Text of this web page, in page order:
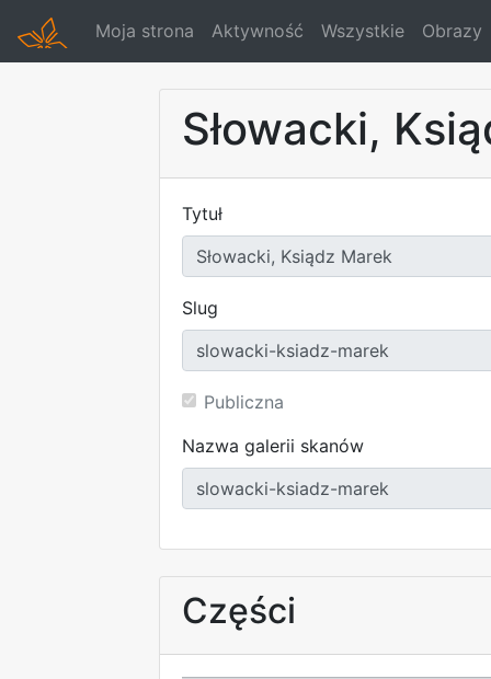
Moja strona Aktywność Wszystkie Obrazy
Słowacki,
Tytuł
Slug
Publiczna
Nazwa galerii skanów
Części